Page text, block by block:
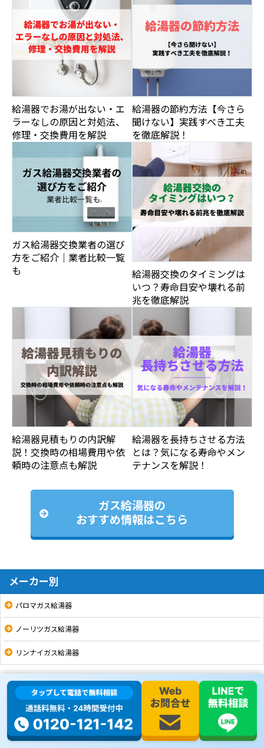
給湯器でお湯が出ない・エ
ラーなしの原因と対処法、
修理・交換費用を解説
給湯器の節約方法【今さら
聞けない】実践すべき工夫
を徹底解説！
ガス給湯器交換業者の選び
方をご紹介｜業者比較一覧
も
給湯器交換のタイミングは
いつ？寿命目安や壊れる前
兆を徹底解説
給湯器見積もりの内訳解
説！交換時の相場費用や依
頼時の注意点も解説
給湯器を長持ちさせる方法
とは？気になる寿命やメン
テナンスを解説！
ガス給湯器の
おすすめ情報はこちら
メーカー別
パロマガス給湯器
ノーリツガス給湯器
リンナイガス給湯器
シリーズ・機能リスト
16号
20号